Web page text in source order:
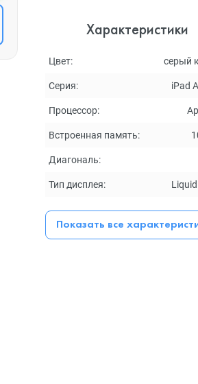
Характеристики
Цвет: серый
Серия: iPad
Процессор:
Встроенная память:
Диагональ:
Тип дисплея:
Показать все